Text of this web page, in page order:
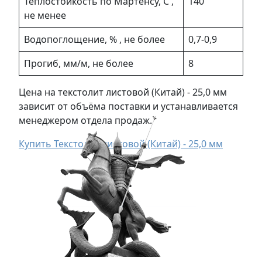
не менее
Водопоглощение, % , не более
0,7-0,9
Прогиб, мм/м, не более
8
Цена на текстолит листовой (Китай) - 25,0 мм
зависит от объёма поставки и устанавливается
менеджером отдела продаж.
Купить Текстолит листовой (Китай) - 25,0 мм